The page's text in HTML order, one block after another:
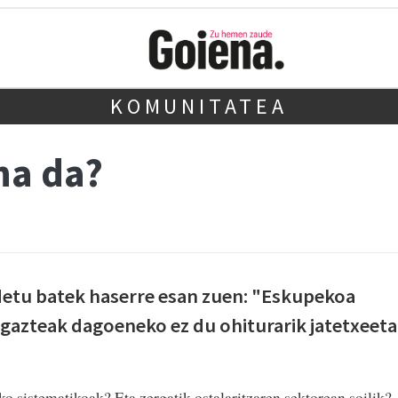
KOMUNITATEA
da?
batek haserre esan zuen: "Eskupekoa
dagoeneko ez du ohiturarik